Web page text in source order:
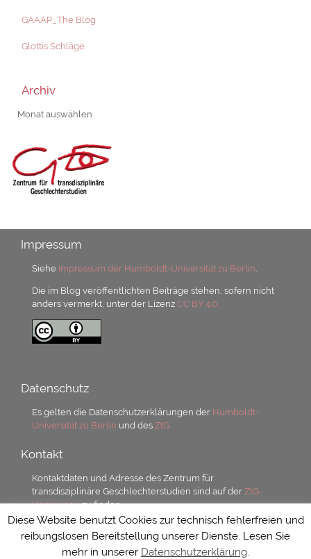
GAAAP_The Blog
Glottis Schläge
Archiv
Archiv
Impressum
Siehe Impressum der Humboldt-Universität zu Berlin.
Die im Blog veröffentlichten Beiträge stehen, sofern nicht
anders vermerkt, unter der LizenzCC BY 4.0.
Datenschutz
Es gelten die Datenschutzerklärungen der Humboldt-
Universität zu Berlin und desZtG.
Kontakt
Kontaktdaten und Adresse des Zentrum für
transdisziplinäre Geschlechterstudien sind auf derZtG-
Homepagezu finden.
Diese Website benutzt Cookies zur technisch fehlerfreien und
reibungslosen Bereitstellung unserer Dienste. Lesen Sie
mehr in unserer Datenschutzerklärung.